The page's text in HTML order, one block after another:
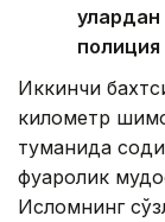
улардан
полиция
Иккинчи
километр
туманида
фуқаролик
Исломнинг